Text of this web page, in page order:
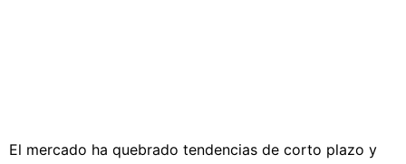
El mercado ha quebrado tendencias de corto plazo y